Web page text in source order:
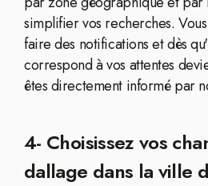
simplifier vos recherches.
faire des notifications et dès
correspond à vos attentes
êtes directement informé par
4- Choisissez vos
dallage dans la ville